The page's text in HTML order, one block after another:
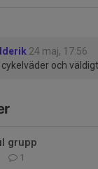
24 maj, 17:56
och
grupp
1